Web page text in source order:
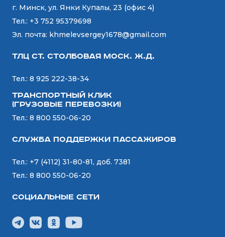
г. Минск, ул. Янки Купалы, 23 (офис 4)
Тел.: +3 752 95379698
Эл. почта: khmelevsergey1678@gmail.com
ТЛЦ ст. СТОЛБОВАЯ Моск. Ж.Д.
Тел.: 8 925 222-38-34
Транспортный Клик
(Грузовые перевозки)
Тел.: 8 800 550-06-20
Служба поддержки пассажиров
Тел.: +7 (4112) 31-80-81, доб. 7381
Тел.: 8 800 550-06-20
Социальные сети